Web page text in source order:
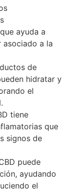
ayuda a
a la
de
hidratar y
el
tiene
que
signos de
puede
ayudando
el